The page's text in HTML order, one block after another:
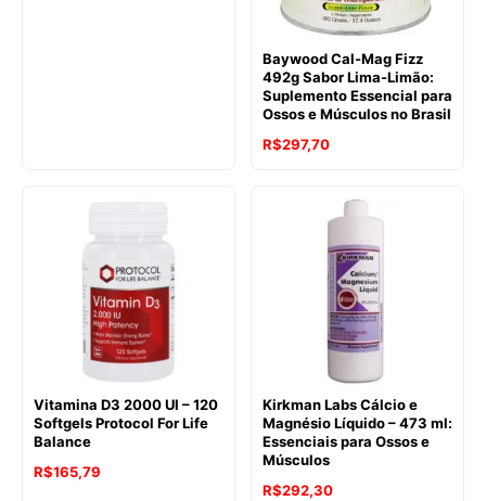
Baywood Cal-Mag Fizz
492g Sabor Lima-Limão:
Suplemento Essencial para
Ossos e Músculos no Brasil
R$297,70
Vitamina D3 2000 UI – 120
Softgels Protocol For Life
Balance
R$165,79
Kirkman Labs Cálcio e
Magnésio Líquido – 473 ml:
Essenciais para Ossos e
Músculos
R$292,30